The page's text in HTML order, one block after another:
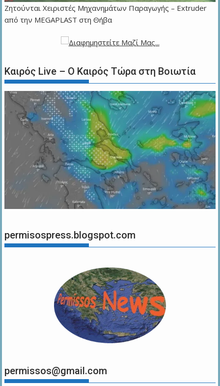
Zητούνται Χειριστές Μηχανημάτων Παραγωγής – Extruder
από την MEGAPLAST στη Θήβα
Καιρός Live – Ο Καιρός Τώρα στη Βοιωτία
permisospress.blogspot.com
permissos@gmail.com